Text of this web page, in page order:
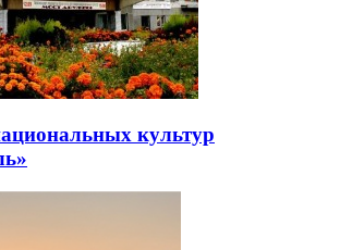
культур